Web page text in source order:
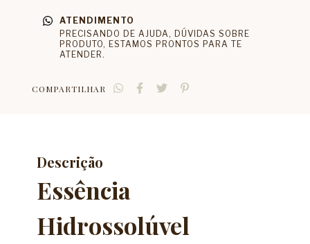
ATENDIMENTO
PRECISANDO DE AJUDA, DÚVIDAS SOBRE
PRODUTO, ESTAMOS PRONTOS PARA TE
ATENDER.
COMPARTILHAR
Descrição
Essência
Hidrossolúvel